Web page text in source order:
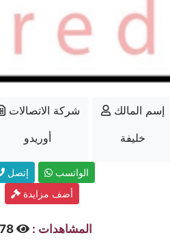
شركة الاتصالات
أوريدو
إسم المالك
خليفة
إتصل
الواتسب
أضف مزايدة
المشاهدات : 678